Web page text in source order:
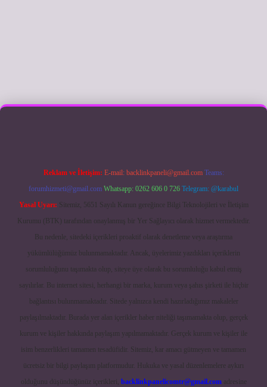
giriş
Reklam ve İletişim: E-mail: backlinkpaneli@gmail.com Teams:
forumhizmeti@gmail.com Whatsapp: 0262 606 0 726 Telegram: @karabul
Yasal Uyarı: Sitemiz, 5651 Sayılı Kanun gereğince Bilgi Teknolojileri ve İletişim
Kurumu (BTK) tarafından onaylanmış bir Yer Sağlayıcı olarak hizmet vermektedir.
Bu nedenle, sitedeki içerikleri proaktif olarak denetleme veya araştırma
yükümlülüğümüz bulunmamaktadır. Ancak, üyelerimiz yazdıkları içeriklerin
sorumluluğunu taşımakta olup, siteye üye olarak bu sorumluluğu kabul etmiş
sayılırlar. Bu internet sitesi, herhangi bir marka, kurum veya şahıs şirketi ile hiçbir
bağlantısı bulunmamaktadır. Sitede yalnızca kendi hazırladığımız makaleler
paylaşılmaktadır. Burada yer alan içerikler haber niteliği taşımamakta olup, gerçek
kurum ve kişiler hakkında paylaşım yapılmamaktadır. Gerçek kurum ve kişiler ile
isim benzerlikleri tamamen tesadüfidir. Sitemiz, kar amacı gütmeyen ve tamamen
ücretsiz bir bilgi paylaşım platformudur. Hukuka ve yasal düzenlemelere aykırı
olduğunu düşündüğünüz içerikleri, backlinkpanelicomtr@gmail.comadresine